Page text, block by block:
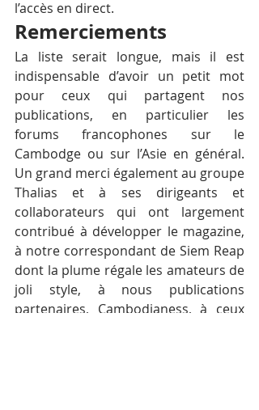
l’accès en direct.
Remerciements
La liste serait longue, mais il est
indispensable d’avoir un petit mot
pour ceux qui partagent nos
publications, en particulier les
forums francophones sur le
Cambodge ou sur l’Asie en général.
Un grand merci également au groupe
Thalias et à ses dirigeants et
collaborateurs qui ont largement
contribué à développer le magazine,
à notre correspondant de Siem Reap
dont la plume régale les amateurs de
joli style, à nous publications
partenaires, Cambodianess, à ceux